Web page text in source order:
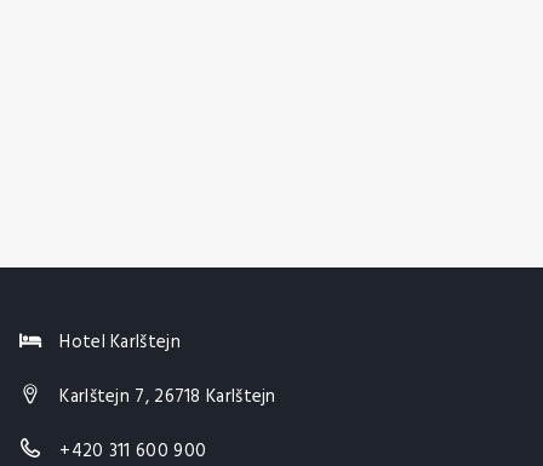
Hotel Karlštejn
Karlštejn 7, 26718 Karlštejn
+420 311 600 900